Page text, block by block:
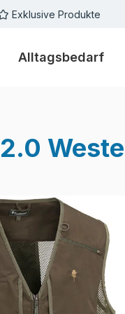
Exklusive Produkte
Alltagsbedarf